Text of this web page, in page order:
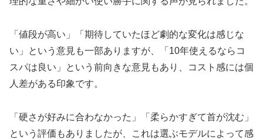
「値段が高い」「期待していたほど劇的な変化は感じな
い」という意見も一部ありますが、「10年使えるならコ
スパは良い」という前向きな意見もあり、コスト感には個
人差がある印象です。
「硬さが好みに合わなかった」「柔らかすぎて首が沈む」
という評価もありましたが、これは選ぶモデルによって感